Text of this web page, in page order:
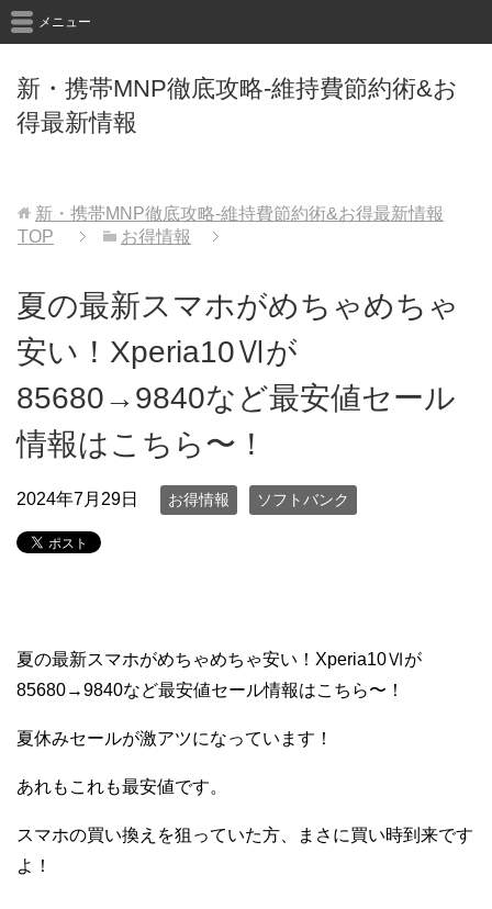
新・携帯MNP徹底攻略-維持費節約術&お
得最新情報
メニュー
新・携帯MNP徹底攻略-維持費節約術&お得最新情報
TOP
お得情報
夏の最新スマホがめちゃめちゃ
安い！Xperia10Ⅵが
85680→9840など最安値セール
情報はこちら〜！
2024年7月29日 お得情報 ソフトバンク
夏の最新スマホがめちゃめちゃ安い！Xperia10Ⅵが
85680→9840など最安値セール情報はこちら〜！
夏休みセールが激アツになっています！
あれもこれも最安値です。
スマホの買い換えを狙っていた方、まさに買い時到来です
よ！